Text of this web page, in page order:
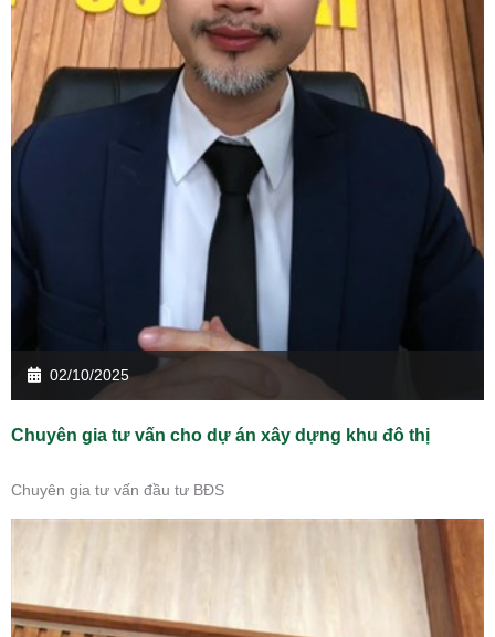
02/10/2025
Chuyên gia tư vấn cho dự án xây dựng khu đô thị
Chuyên gia tư vấn đầu tư BĐS